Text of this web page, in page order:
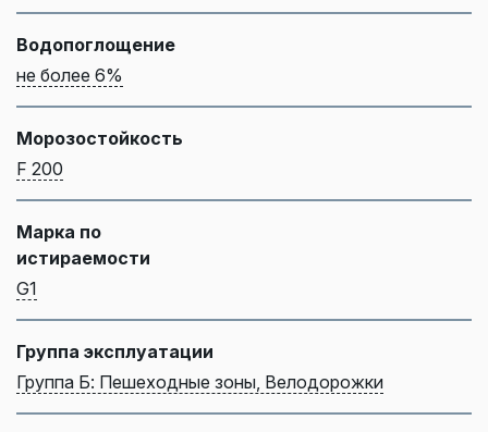
Водопоглощение
не более 6%
Морозостойкость
F 200
Марка по
истираемости
G1
Группа эксплуатации
Группа Б: Пешеходные зоны, Велодорожки